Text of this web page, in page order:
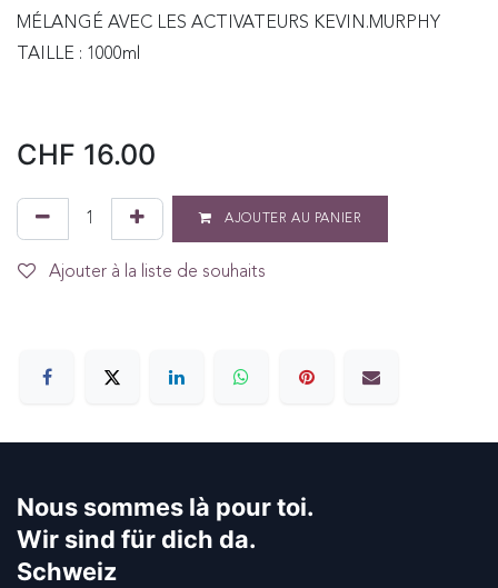
MÉLANGÉ AVEC LES ACTIVATEURS KEVIN.MURPHY
TAILLE : 1000ml
CHF 16.00
AJOUTER AU PANIER
Ajouter à la liste de souhaits
Nous sommes là pour toi.
Wir sind für dich da.
Schweiz